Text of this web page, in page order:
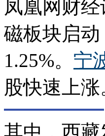
凤凰网财
磁板块启
1.25%。 宁
股快速上涨